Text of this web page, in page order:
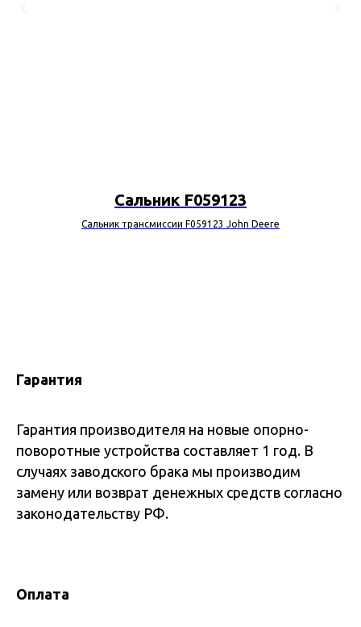
Сальник F059123
Сальник трансмиссии F059123 John Deere
Гарантия
Гарантия производителя на новые опорно-
поворотные устройства составляет 1 год. В
случаях заводского брака мы производим
замену или возврат денежных средств согласно
законодательству РФ.
Оплата